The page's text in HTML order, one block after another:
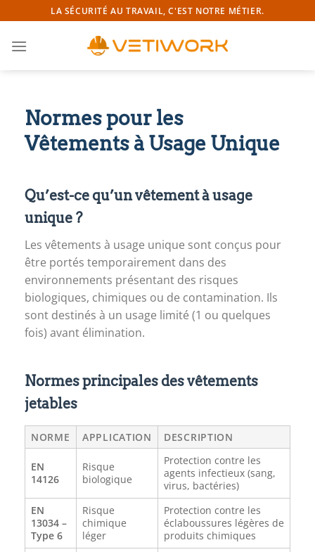
au
contenu
LA SÉCURITÉ AU TRAVAIL, C'EST NOTRE MÉTIER.
Normes pour les
Vêtements à Usage Unique
Qu’est-ce qu’un vêtement à usage
unique ?
Les vêtements à usage unique sont conçus pour
être portés temporairement dans des
environnements présentant des risques
biologiques, chimiques ou de contamination. Ils
sont destinés à un usage limité (1 ou quelques
fois) avant élimination.
Normes principales des vêtements
jetables
NORME APPLICATION DESCRIPTION
EN
14126
Risque
biologique
Protection contre les
agents infectieux (sang,
virus, bactéries)
EN
13034 –
Type 6
Risque
chimique
léger
Protection contre les
éclaboussures légères de
produits chimiques